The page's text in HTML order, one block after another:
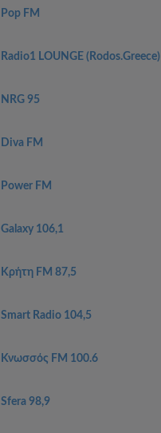
Pop FM
Radio1 LOUNGE (Rodos.Greece)
NRG 95
Diva FM
Power FM
Galaxy 106,1
Κρήτη FM 87,5
Smart Radio 104,5
Κνωσσός FM 100.6
Sfera 98,9